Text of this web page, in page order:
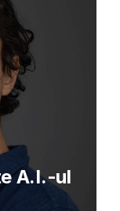
A.I.-ul